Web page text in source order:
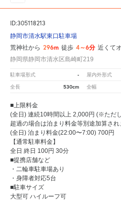
ID:305118213
静岡市清水駅東口駐車場
荒神社から 296m 徒歩 4～6分 近くて
静岡県静岡市清水区島崎町219
駐車場形式 - 屋内外形式
全長 530cm 全幅
■上限料金
(全日) 連続10時間以上 2,000円 (※ただ
超過の場合は泊まり料金等別途加算され
(全日) 泊まり料金(22:00〜7:00) 700円
【通常駐車料金】
全日 終日 100円 30分
■提携店舗など
・二輪車駐車場あり
・身障者対応5台
■駐車サイズ
大型可 ハイルーフ可